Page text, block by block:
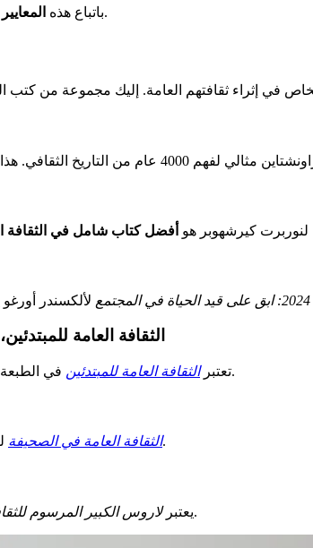
باتباع هذه، ستجد العمل المثالي. سيحقق لك الرضا والإثراء الفكري.
في إثراء ثقافتهم العامة. إليك مجموعة من كتب
لنوربرت كيرشهوبر هو أفضل كتاب شامل في الثقافة
لألكسندر أورغو
الثقافة العامة
تعتبرالثقافة العامة للمبتدئين في الطبعة لاستكشاف الثقافة العامة.
الثقافة العامة في الصحيفة.
يعتبرلاروس الكبير المرسوم . يسمح بتعميق معرفتك بشكل شامل ومحفز.